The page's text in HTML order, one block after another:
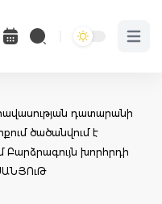
Open
դատարանի
ծածանվում է
Բարձրագույն խորհրդի